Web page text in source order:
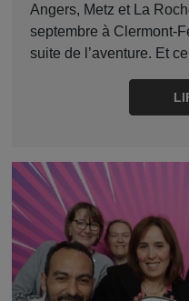
Angers, Metz et La
septembre à Clermont-
suite de l’aventure. Et